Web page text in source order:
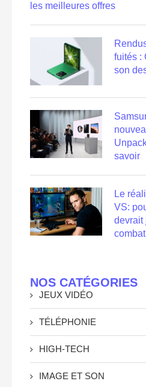
les meilleures offres
fuités :
son
savoir
Le
VS:
devrait
combat
NOS CATÉGORIES
JEUX VIDÉO
TÉLÉPHONIE
HIGH-TECH
IMAGE ET SON